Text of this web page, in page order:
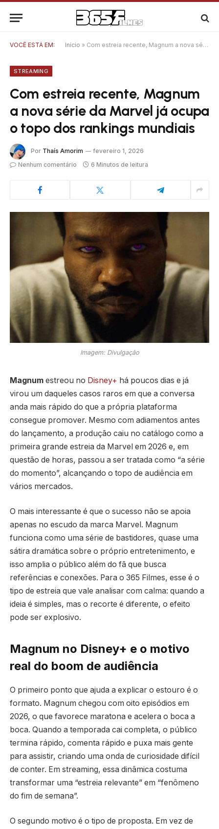
VOCÊ ESTÁ EM: Início » Com estreia recente, Magnum a nova série da Marvel já ocupa o topo dos rankings mundiais
STREAMING
Com estreia recente, Magnum
a nova série da Marvel já ocupa
o topo dos rankings mundiais
Por Thaís Amorim
fevereiro 1, 2026
Nenhum comentário
6 Minutos de leitura
Imagem: Divulgação
Magnum estreou no Disney+ há poucos dias e já
virou um daqueles casos raros em que a conversa
anda mais rápido do que a própria plataforma
consegue promover. Mesmo com adiamentos antes
do lançamento, a produção caiu no catálogo como a
primeira grande estreia da Marvel em 2026 e, em
questão de horas, passou a ser tratada como “a série
do momento”, alcançando o topo de audiência em
vários mercados.
O mais interessante é que o sucesso não se apoia
apenas no escudo da marca Marvel. Magnum
funciona como uma série de bastidores, quase uma
sátira dramática sobre o próprio entretenimento, e
isso amplia o público além do fã que busca
referências e conexões. Para o 365 Filmes, esse é o
tipo de estreia que vale analisar com calma: quando a
ideia é simples, mas o recorte é diferente, o efeito
pode ser explosivo.
Magnum no Disney+ e o motivo
real do boom de audiência
O primeiro ponto que ajuda a explicar o estouro é o
formato. Magnum chegou com oito episódios em
2026, o que favorece maratona e acelera o boca a
boca. Quando a temporada cai completa, o público
termina rápido, comenta rápido e puxa mais gente
para assistir, criando uma onda de curiosidade difícil
de conter. Em streaming, essa dinâmica costuma
transformar uma “estreia relevante” em “fenômeno
do fim de semana”.
O segundo motivo é o tipo de proposta. Em vez de